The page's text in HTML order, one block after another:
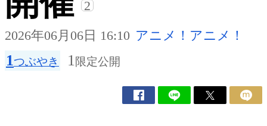
2
2026年06月06日 16:10 アニメ！アニメ！
1つぶやき 1 限定公開